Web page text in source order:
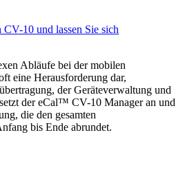
10 und lassen Sie sich
Abläufe bei der mobilen
eine Herausforderung dar,
der Geräteverwaltung und
der eCal™ CV-10 Manager an und
die den gesamten
bis Ende abrundet.